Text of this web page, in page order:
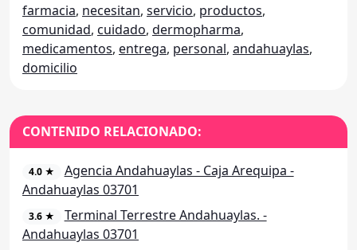
farmacia, necesitan, servicio, productos,
comunidad, cuidado, dermopharma,
medicamentos, entrega, personal, andahuaylas,
domicilio
CONTENIDO RELACIONADO:
4.0 ★
Agencia Andahuaylas - Caja Arequipa -
Andahuaylas 03701
3.6 ★
Terminal Terrestre Andahuaylas. -
Andahuaylas 03701